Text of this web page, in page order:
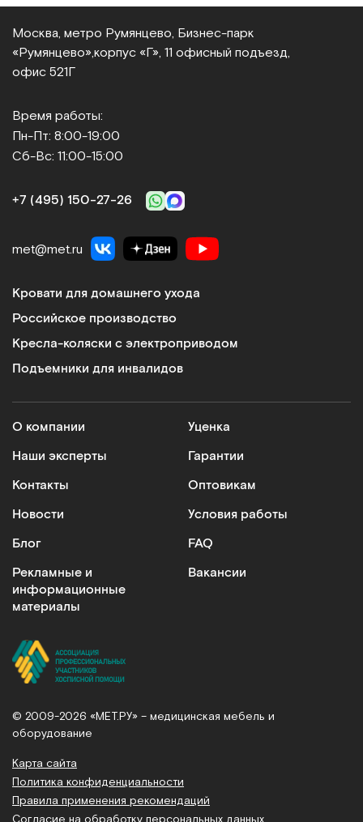
Москва, метро Румянцево, Бизнес‑парк
«Румянцево», корпус «Г», 11 офисный подъезд,
офис 521Г
Время работы:
Пн-Пт: 8:00-19:00
Сб-Вс: 11:00-15:00
+7 (495) 150‑27‑26
met@met.ru
Кровати для домашнего ухода
Российское производство
Кресла-коляски с электроприводом
Подъемники для инвалидов
О компании
Наши эксперты
Контакты
Новости
Блог
Рекламные и
информационные
материалы
Уценка
Гарантии
Оптовикам
Условия работы
FAQ
Вакансии
© 2009-2026 «МЕТ.РУ» – медицинская мебель и
оборудование
Карта сайта
Политика конфиденциальности
Правила применения рекомендаций
Согласие на обработку персональных данных